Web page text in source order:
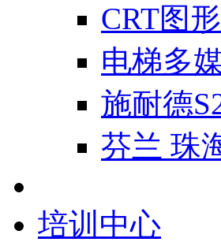
CRT图
电梯多
施耐德
芬兰 珠
培训中心